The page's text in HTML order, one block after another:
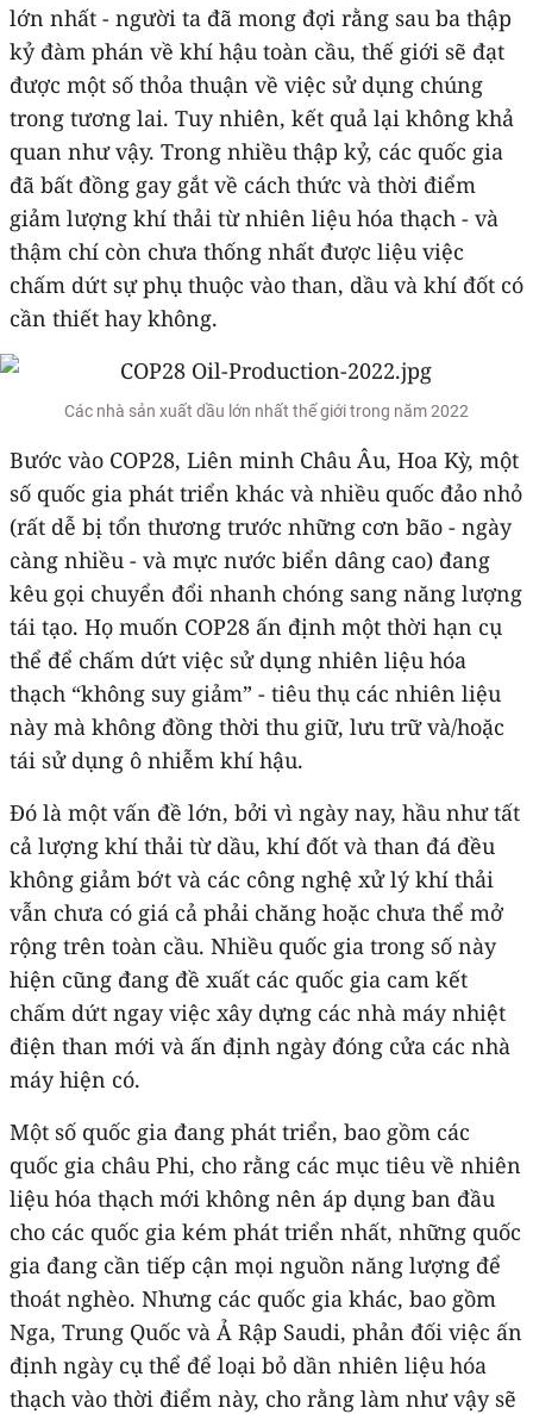
lớn nhất - người ta đã mong đợi rằng sau ba thập
kỷ đàm phán về khí hậu toàn cầu, thế giới sẽ đạt
được một số thỏa thuận về việc sử dụng chúng
trong tương lai. Tuy nhiên, kết quả lại không khả
quan như vậy. Trong nhiều thập kỷ, các quốc gia
đã bất đồng gay gắt về cách thức và thời điểm
giảm lượng khí thải từ nhiên liệu hóa thạch - và
thậm chí còn chưa thống nhất được liệu việc
chấm dứt sự phụ thuộc vào than, dầu và khí đốt có
cần thiết hay không.
Các nhà sản xuất dầu lớn nhất thế giới trong năm 2022
Bước vào COP28, Liên minh Châu Âu, Hoa Kỳ, một
số quốc gia phát triển khác và nhiều quốc đảo nhỏ
(rất dễ bị tổn thương trước những cơn bão - ngày
càng nhiều - và mực nước biển dâng cao) đang
kêu gọi chuyển đổi nhanh chóng sang năng lượng
tái tạo. Họ muốn COP28 ấn định một thời hạn cụ
thể để chấm dứt việc sử dụng nhiên liệu hóa
thạch “không suy giảm” - tiêu thụ các nhiên liệu
này mà không đồng thời thu giữ, lưu trữ và/hoặc
tái sử dụng ô nhiễm khí hậu.
Đó là một vấn đề lớn, bởi vì ngày nay, hầu như tất
cả lượng khí thải từ dầu, khí đốt và than đá đều
không giảm bớt và các công nghệ xử lý khí thải
vẫn chưa có giá cả phải chăng hoặc chưa thể mở
rộng trên toàn cầu. Nhiều quốc gia trong số này
hiện cũng đang đề xuất các quốc gia cam kết
chấm dứt ngay việc xây dựng các nhà máy nhiệt
điện than mới và ấn định ngày đóng cửa các nhà
máy hiện có.
Một số quốc gia đang phát triển, bao gồm các
quốc gia châu Phi, cho rằng các mục tiêu về nhiên
liệu hóa thạch mới không nên áp dụng ban đầu
cho các quốc gia kém phát triển nhất, những quốc
gia đang cần tiếp cận mọi nguồn năng lượng để
thoát nghèo. Nhưng các quốc gia khác, bao gồm
Nga, Trung Quốc và Ả Rập Saudi, phản đối việc ấn
định ngày cụ thể để loại bỏ dần nhiên liệu hóa
thạch vào thời điểm này, cho rằng làm như vậy sẽ